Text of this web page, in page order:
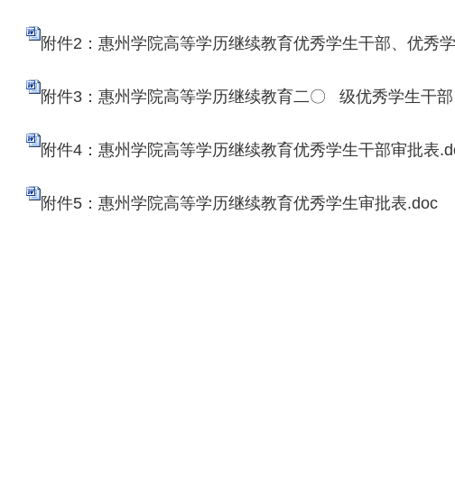
附件2：惠州学院高等学历继续教育优秀学生干部、优秀
附件3：惠州学院高等学历继续教育二〇 级优秀学生干
附件4：惠州学院高等学历继续教育优秀学生干部审批表
附件5：惠州学院高等学历继续教育优秀学生审批表.doc
继续教
2026年1